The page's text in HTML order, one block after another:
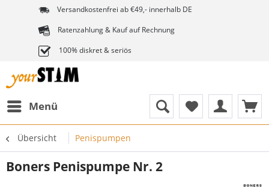
Versandkostenfrei ab €49,- innerhalb DE
Ratenzahlung & Kauf auf Rechnung
100% diskret & seriös
Menü
Übersicht Penispumpen
Boners Penispumpe Nr. 2